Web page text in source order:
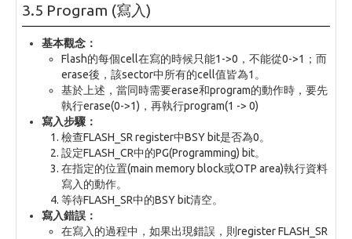
3.5 Program (寫入)
基本觀念：
Flash的每個cell在寫的時候只能1->0，不能從0->1；而
erase後，該sector中所有的cell值皆為1。
基於上述，當同時需要erase和program的動作時，要先
執行erase(0->1)，再執行program(1 -> 0)
寫入步驟：
檢查FLASH_SR register中BSY bit是否為0。
設定FLASH_CR中的PG(Programming) bit。
在指定的位置(main memory block或OTP area)執行資料
寫入的動作。
等待FLASH_SR中的BSY bit清空。
寫入錯誤：
在寫入的過程中，如果出現錯誤，則register FLASH_SR